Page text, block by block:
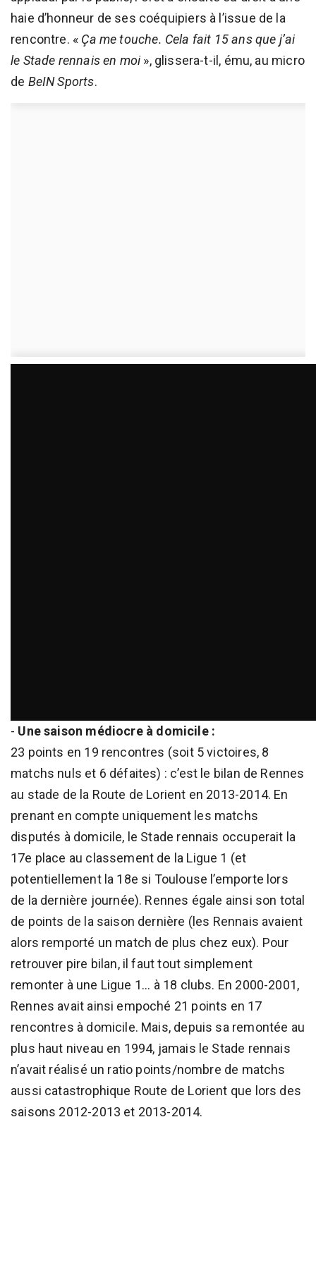
haie d’honneur de ses coéquipiers à l’issue de la
rencontre. « Ça me touche. Cela fait 15 ans que j’ai
le Stade rennais en moi», glissera-t-il, ému, au micro
de BeIN Sports.
- Une saison médiocre à domicile :
23 points en 19 rencontres (soit 5 victoires, 8
matchs nuls et 6 défaites) : c’est le bilan de Rennes
au stade de la Route de Lorient en 2013-2014. En
prenant en compte uniquement les matchs
disputés à domicile, le Stade rennais occuperait la
17e place au classement de la Ligue 1 (et
potentiellement la 18e si Toulouse l’emporte lors
de la dernière journée). Rennes égale ainsi son total
de points de la saison dernière (les Rennais avaient
alors remporté un match de plus chez eux). Pour
retrouver pire bilan, il faut tout simplement
remonter à une Ligue 1... à 18 clubs. En 2000-2001,
Rennes avait ainsi empoché 21 points en 17
rencontres à domicile. Mais, depuis sa remontée au
plus haut niveau en 1994, jamais le Stade rennais
n’avait réalisé un ratio points/nombre de matchs
aussi catastrophique Route de Lorient que lors des
saisons 2012-2013 et 2013-2014.